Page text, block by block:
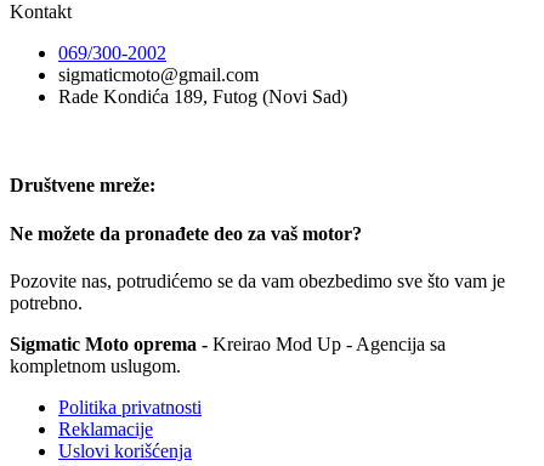
Kontakt
069/300-2002
sigmaticmoto@gmail.com
Rade Kondića 189, Futog (Novi Sad)
Društvene mreže:
Ne možete da pronađete deo za vaš motor?
Pozovite nas, potrudićemo se da vam obezbedimo sve što vam je
potrebno.
Sigmatic Moto oprema - Kreirao Mod Up - Agencija sa
kompletnom uslugom.
Politika privatnosti
Reklamacije
Uslovi korišćenja